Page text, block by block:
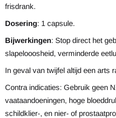
frisdrank.
Dosering: 1 capsule.
Bijwerkingen: Stop direct het
slapelooosheid, verminderde
In geval van twijfel altijd een arts
Contra indicaties: Gebruik geen
vaataandoeningen, hoge
schildklier-, en nier- of